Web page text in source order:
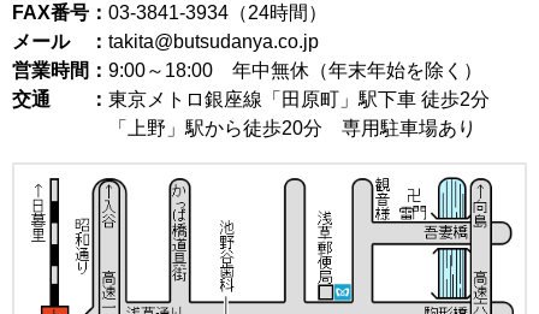
FAX番号： 03-3841-3934（24時間）
メール ： takita@butsudanya.co.jp
営業時間： 9:00～18:00 年中無休（年末年始を除く）
交通 ： 東京メトロ銀座線「田原町」駅下車 徒歩2分
「上野」駅から徒歩20分 専用駐車場あり